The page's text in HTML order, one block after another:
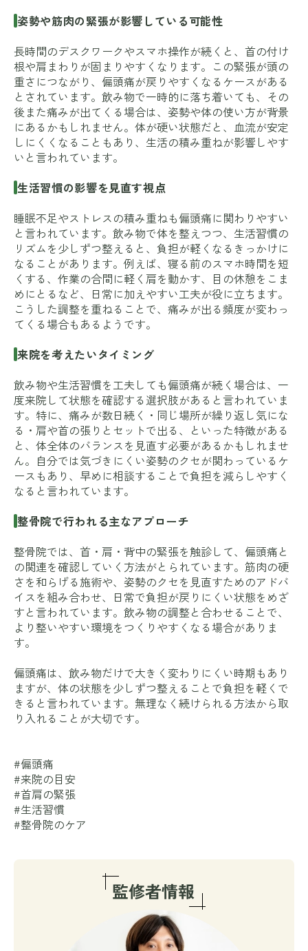
姿勢や筋肉の緊張が影響している可能性
長時間のデスクワークやスマホ操作が続くと、首の付け
根や肩まわりが固まりやすくなります。この緊張が頭の
重さにつながり、偏頭痛が戻りやすくなるケースがある
とされています。飲み物で一時的に落ち着いても、その
後また痛みが出てくる場合は、姿勢や体の使い方が背景
にあるかもしれません。体が硬い状態だと、血流が安定
しにくくなることもあり、生活の積み重ねが影響しやす
いと言われています。
生活習慣の影響を見直す視点
睡眠不足やストレスの積み重ねも偏頭痛に関わりやすい
と言われています。飲み物で体を整えつつ、生活習慣の
リズムを少しずつ整えると、負担が軽くなるきっかけに
なることがあります。例えば、寝る前のスマホ時間を短
くする、作業の合間に軽く肩を動かす、目の休憩をこま
めにとるなど、日常に加えやすい工夫が役に立ちます。
こうした調整を重ねることで、痛みが出る頻度が変わっ
てくる場合もあるようです。
来院を考えたいタイミング
飲み物や生活習慣を工夫しても偏頭痛が続く場合は、一
度来院して状態を確認する選択肢があると言われていま
す。特に、痛みが数日続く・同じ場所が繰り返し気にな
る・肩や首の張りとセットで出る、といった特徴がある
と、体全体のバランスを見直す必要があるかもしれませ
ん。自分では気づきにくい姿勢のクセが関わっているケ
ースもあり、早めに相談することで負担を減らしやすく
なると言われています。
整骨院で行われる主なアプローチ
整骨院では、首・肩・背中の緊張を触診して、偏頭痛と
の関連を確認していく方法がとられています。筋肉の硬
さを和らげる施術や、姿勢のクセを見直すためのアドバ
イスを組み合わせ、日常で負担が戻りにくい状態をめざ
すと言われています。飲み物の調整と合わせることで、
より整いやすい環境をつくりやすくなる場合がありま
す。
偏頭痛は、飲み物だけで大きく変わりにくい時期もあり
ますが、体の状態を少しずつ整えることで負担を軽くで
きると言われています。無理なく続けられる方法から取
り入れることが大切です。
#偏頭痛
#来院の目安
#首肩の緊張
#生活習慣
#整骨院のケア